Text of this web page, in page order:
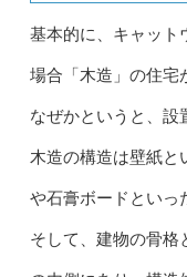
基本的に、キャット
場合「木造」の住宅
なぜかというと、設
木造の構造は壁紙と
や石膏ボードといっ
そして、建物の骨格